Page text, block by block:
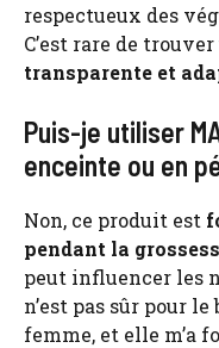
respectueux des
C’est rare de
transparente et
Puis-je utiliser
enceinte ou en
Non, ce produit est
pendant la
peut influencer les
n’est pas sûr pour le
femme, et elle m’a